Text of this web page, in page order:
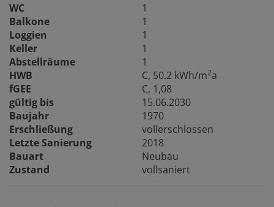
WC
1
Balkone
1
Loggien
1
Keller
1
Abstellräume
1
HWB
C, 50.2 kWh/m2a
fGEE
C, 1,08
gültig bis
15.06.2030
Baujahr
1970
Erschließung
vollerschlossen
Letzte Sanierung
2018
Bauart
Neubau
Zustand
vollsaniert